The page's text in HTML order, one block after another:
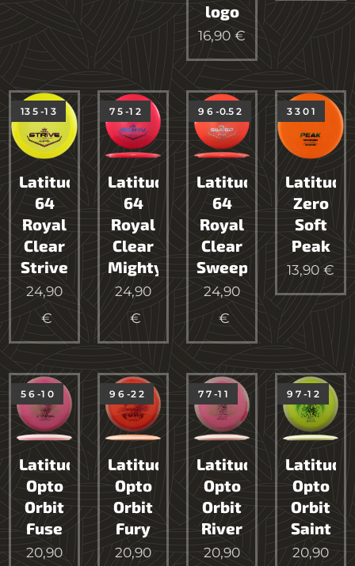
logo
16,90 €
Latitude
64
Royal
Clear
Strive
13 5 -1 3
24,90
€
Latitude
64
Royal
Clear
Mighty
7 5 -1 2
24,90
€
Latitude
64
Royal
Clear
Sweep
9 6 -0.5 2
24,90
€
Zero
Soft
Peak
3 3 0 1
13,90€
Latitude64
Opto
Orbit
Fuse
5 6 -1 0
20,90
Latitude64
Opto
Orbit
Fury
9 6 -2 2
20,90
Latitude64
Opto
Orbit
River
7 7 -1 1
20,90
Opto
Orbit
Saint
9 7 -1 2
20,90